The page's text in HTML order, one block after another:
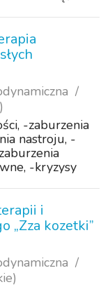
do zrozumie...
-zaburzenia
nastroju, -
-kryzysy
-
i
„Zza kozetki”